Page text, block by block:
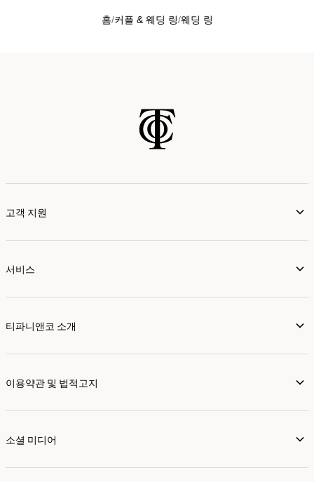
홈 커플 & 웨딩 링 웨딩 링
고객 지원
서비스
티파니앤코 소개
이용약관 및 법적고지
소셜 미디어